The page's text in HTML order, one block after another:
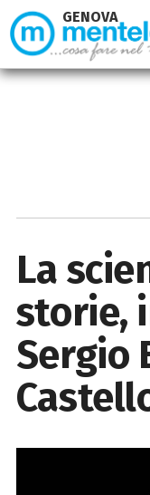
La
storie,
Sergio
GENOVA